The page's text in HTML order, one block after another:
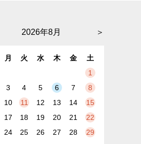
＞
2026年8月
月 火 水 木 金
土
1
3 4 5 6 7
8
10 11 12 13 14
15
17 18 19 20 21
22
24 25 26 27 28
29